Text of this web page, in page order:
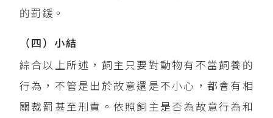
的罰鍰。
（四）小結
綜合以上所述，飼主只要對動物有不當飼養的
行為，不管是出於故意還是不小心，都會有相
關裁罰甚至刑責。依照飼主是否為故意行為和